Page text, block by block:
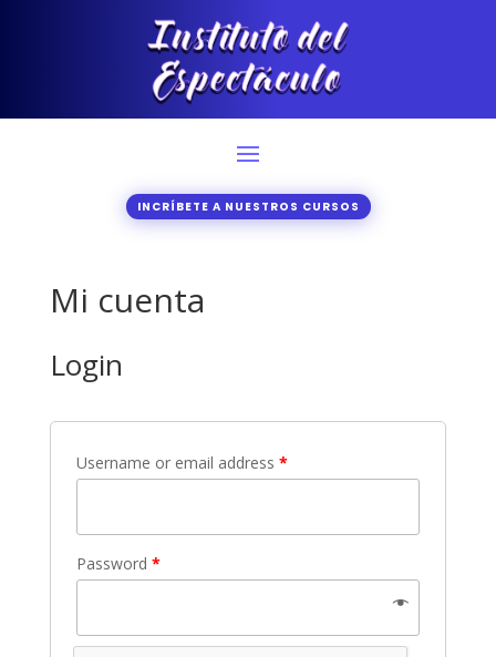
INCRÍBETE A NUESTROS CURSOS
Mi cuenta
Login
Username or email address *
Password *